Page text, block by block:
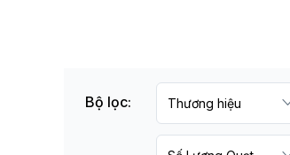
Bộ lọc: